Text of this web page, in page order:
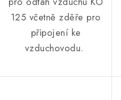
125 včetně zděře pro
připojení ke
vzduchovodu.